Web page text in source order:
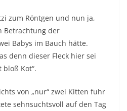
zum Röntgen und nun ja,
Betrachtung der
Babys im Bauch hätte.
denn dieser Fleck hier sei
Kot“.
von „nur“ zwei Kitten fuhr
sehnsuchtsvoll auf den Tag